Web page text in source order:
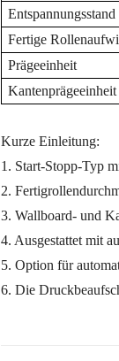
Entspannungsstand
Fertige
Prägeeinheit
Kantenprägeeinheit
Kurze Einleitung:
1. Start-Stopp-Typ
2.
3. Wallboard- und
4. Ausgestattet mit
5. Option für
6. Die